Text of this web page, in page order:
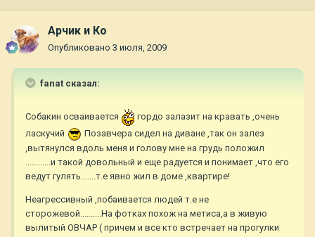
Арчик и Ко
Опубликовано 3 июля, 2009
fanat сказал:
Собакин осваивается
гордо залазит на кравать ,очень
ласкучий
Позавчера сидел на диване ,так он залез
,вытянулся вдоль меня и голову мне на грудь положил
............и такой довольный и еще радуется и понимает ,что его
ведут гулять.......т.е явно жил в доме ,квартире!
Неагрессивный ,побаивается людей т.е не
сторожевой..........На фотках похож на метиса,а в живую
вылитый ОВЧАР ( причем и все кто встречает на прогулки